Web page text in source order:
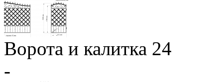
Ворота и калитка 24
-